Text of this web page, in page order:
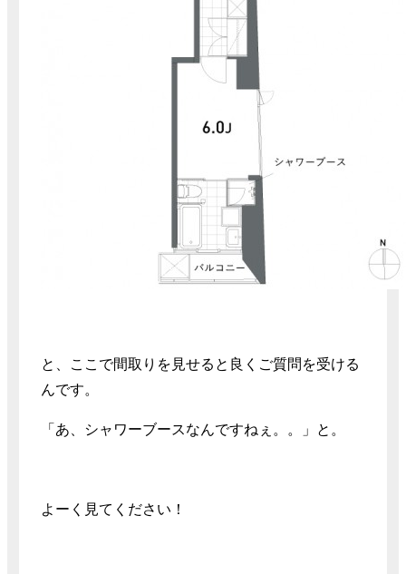
と、ここで間取りを見せると良くご質問を受ける
んです。
「あ、シャワーブースなんですねぇ。。」と。
よーく見てください！